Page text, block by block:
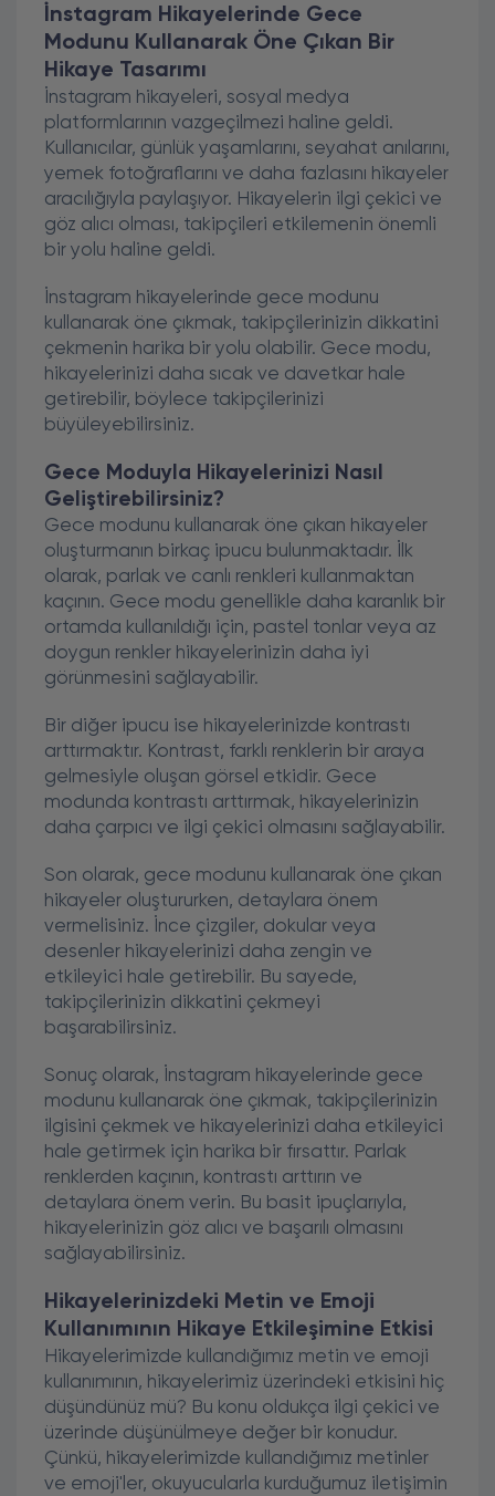
İnstagram Hikayelerinde Gece
Modunu Kullanarak Öne Çıkan Bir
Hikaye Tasarımı
İnstagram hikayeleri, sosyal medya
platformlarının vazgeçilmezi haline geldi.
Kullanıcılar, günlük yaşamlarını, seyahat anılarını,
yemek fotoğraflarını ve daha fazlasını hikayeler
aracılığıyla paylaşıyor. Hikayelerin ilgi çekici ve
göz alıcı olması, takipçileri etkilemenin önemli
bir yolu haline geldi.
İnstagram hikayelerinde gece modunu
kullanarak öne çıkmak, takipçilerinizin dikkatini
çekmenin harika bir yolu olabilir. Gece modu,
hikayelerinizi daha sıcak ve davetkar hale
getirebilir, böylece takipçilerinizi
büyüleyebilirsiniz.
Gece Moduyla Hikayelerinizi Nasıl
Geliştirebilirsiniz?
Gece modunu kullanarak öne çıkan hikayeler
oluşturmanın birkaç ipucu bulunmaktadır. İlk
olarak, parlak ve canlı renkleri kullanmaktan
kaçının. Gece modu genellikle daha karanlık bir
ortamda kullanıldığı için, pastel tonlar veya az
doygun renkler hikayelerinizin daha iyi
görünmesini sağlayabilir.
Bir diğer ipucu ise hikayelerinizde kontrastı
arttırmaktır. Kontrast, farklı renklerin bir araya
gelmesiyle oluşan görsel etkidir. Gece
modunda kontrastı arttırmak, hikayelerinizin
daha çarpıcı ve ilgi çekici olmasını sağlayabilir.
Son olarak, gece modunu kullanarak öne çıkan
hikayeler oluştururken, detaylara önem
vermelisiniz. İnce çizgiler, dokular veya
desenler hikayelerinizi daha zengin ve
etkileyici hale getirebilir. Bu sayede,
takipçilerinizin dikkatini çekmeyi
başarabilirsiniz.
Sonuç olarak, İnstagram hikayelerinde gece
modunu kullanarak öne çıkmak, takipçilerinizin
ilgisini çekmek ve hikayelerinizi daha etkileyici
hale getirmek için harika bir fırsattır. Parlak
renklerden kaçının, kontrastı arttırın ve
detaylara önem verin. Bu basit ipuçlarıyla,
hikayelerinizin göz alıcı ve başarılı olmasını
sağlayabilirsiniz.
Hikayelerinizdeki Metin ve Emoji
Kullanımının Hikaye Etkileşimine Etkisi
Hikayelerimizde kullandığımız metin ve emoji
kullanımının, hikayelerimiz üzerindeki etkisini hiç
düşündünüz mü? Bu konu oldukça ilgi çekici ve
üzerinde düşünülmeye değer bir konudur.
Çünkü, hikayelerimizde kullandığımız metinler
ve emoji'ler, okuyucularla kurduğumuz iletişimin